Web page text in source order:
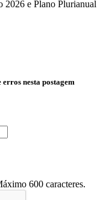
erros nesta postagem
600 caracteres.